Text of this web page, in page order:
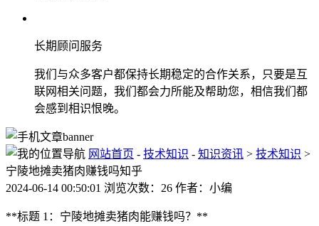
长期顾问服务
我们与众多客户都保持长期稳定的合作关系，只要是互
联网相关问题，我们都会力所能及帮助您，相信我们都
会感到相识恨晚。
网站首页 - 技术知识 - 知识资讯 > 技术知识 >
宁陵地摊卖猪肉赚钱吗知乎
2024-06-14 00:50:01 浏览次数：26 作者：小编
**标题 1：宁陵地摊卖猪肉能赚钱吗？**